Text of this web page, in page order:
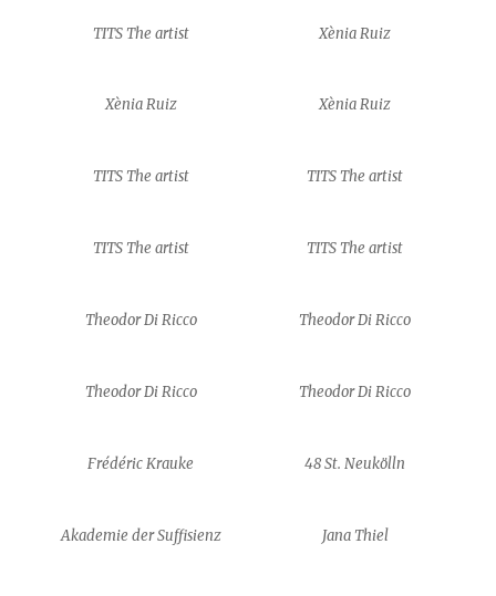
TITS The artist Xènia Ruiz
Xènia Ruiz Xènia Ruiz
TITS The artist TITS The artist
TITS The artist TITS The artist
Theodor Di Ricco Theodor Di Ricco
Theodor Di Ricco Theodor Di Ricco
Frédéric Krauke 48 St. Neukölln
Akademie der Suffisienz Jana Thiel